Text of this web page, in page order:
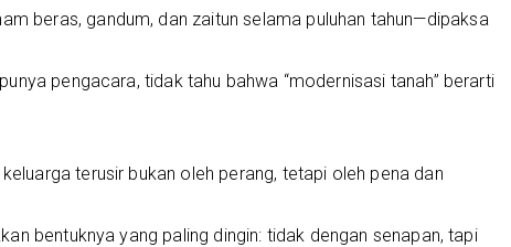
beras, gandum, dan zaitun selama puluhan tahun—dipaksa
pengacara, tidak tahu bahwa “modernisasi tanah” berarti
terusir bukan oleh perang, tetapi oleh pena dan
bentuknya yang paling dingin: tidak dengan senapan, tapi